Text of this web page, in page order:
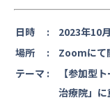
日時 :
2023年10
場所 :
Zoomにて
テーマ :
【参加型
治療院」に